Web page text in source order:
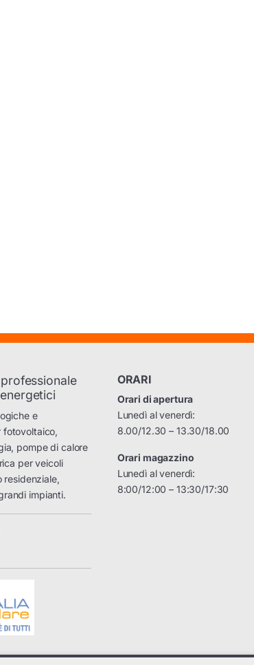
e
fotovoltaico,
pompe di calore
per veicoli
residenziale,
impianti.
ORARI
Orari di apertura
Lunedì al venerdì:
8.00/12.30 – 13.30/18.00
Orari magazzino
Lunedì al venerdì:
8:00/12:00 – 13:30/17:30